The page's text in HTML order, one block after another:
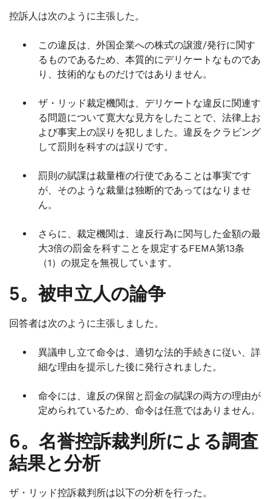
控訴人は次のように主張した。
この違反は、外国企業への株式の譲渡/発行に関す
るものであるため、本質的にデリケートなものであ
り、技術的なものだけではありません。
ザ・リッド裁定機関は、デリケートな違反に関連す
る問題について寛大な見方をしたことで、法律上お
よび事実上の誤りを犯しました。違反をクラビング
して罰則を科すのは誤りです。
罰則の賦課は裁量権の行使であることは事実です
が、そのような裁量は独断的であってはなりませ
ん。
さらに、裁定機関は、違反行為に関与した金額の最
大3倍の罰金を科すことを規定するFEMA第13条
（1）の規定を無視しています。
5。被申立人の論争
回答者は次のように主張しました。
異議申し立て命令は、適切な法的手続きに従い、詳
細な理由を提示した後に発行されました。
命令には、違反の保留と罰金の賦課の両方の理由が
定められているため、命令は任意ではありません。
6。名誉控訴裁判所による調査
結果と分析
ザ・リッド控訴裁判所は以下の分析を行った。